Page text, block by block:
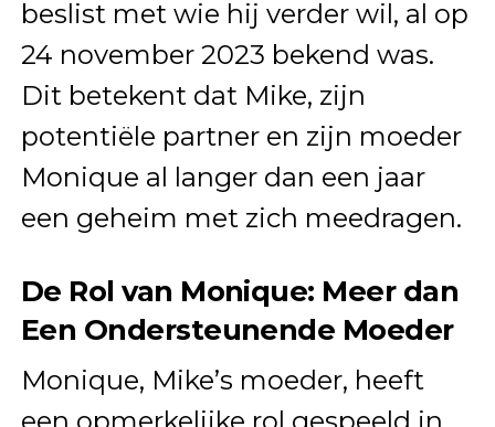
beslist met wie hij verder wil, al op
24 november 2023 bekend was.
Dit betekent dat Mike, zijn
potentiële partner en zijn moeder
Monique al langer dan een jaar
een geheim met zich meedragen.
De Rol van Monique: Meer dan
Een Ondersteunende Moeder
Monique, Mike’s moeder, heeft